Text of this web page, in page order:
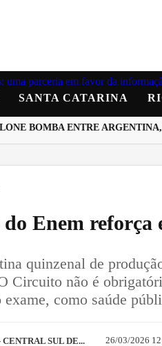
SANTA CATARINA
BOMBA ENTRE
Enem reforça
quinzenal de
Circuito não é
como saúde
CENTRAL SUL DE... 26/03/2026